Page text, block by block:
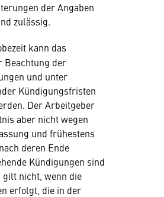
der Angaben
zulässig.
kann das
Beachtung der
und unter
Kündigungsfristen
Der Arbeitgeber
aber nicht wegen
und frühestens
deren Ende
Kündigungen sind
nicht, wenn die
erfolgt, die in der